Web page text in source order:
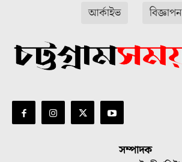
আর্কাইভ
বিজ্ঞাপন
সম্পাদক